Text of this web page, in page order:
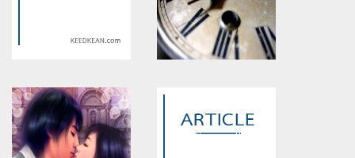
Warning: Use of undefined
constant article_topic -
assumed 'article_topic' (this
will throw an Error in a future
version of PHP) in
assumed 'article_topic' (this
will throw an Error in a future